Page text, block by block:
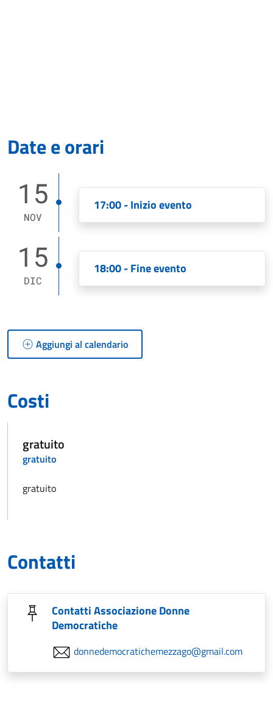
Date e orari
15
NOV
17:00 - Inizio evento
15
DIC
18:00 - Fine evento
Aggiungi al calendario
Costi
gratuito
gratuito
gratuito
Contatti
Contatti Associazione Donne
Democratiche
donnedemocratichemezzago@gmail.com